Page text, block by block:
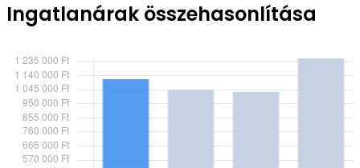
Ingatlanárak összehasonlítása